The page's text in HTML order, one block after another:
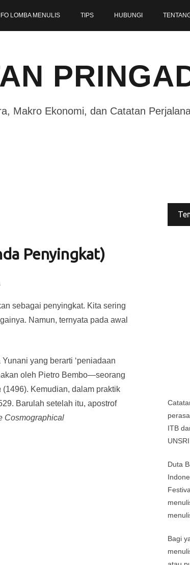
LOMBA MENULIS TIPS HUBUNGI
Makro Ekonomi, dan Catatan
Penyingkat)
sebagai penyingkat. Kita sering
Namun, ternyata pada awal
yang berarti ‘peniadaan
oleh Pietro Bembo—seorang
(1496). Kemudian, dalam praktik
Barulah setelah itu, apostrof
Cosmographical
ITB
Duta
Bagi